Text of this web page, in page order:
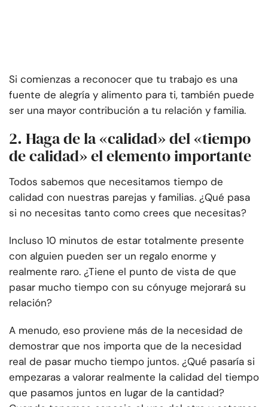
Si comienzas a reconocer que tu trabajo es una
fuente de alegría y alimento para ti, también puede
ser una mayor contribución a tu relación y familia.
2. Haga de la «calidad» del «tiempo
de calidad» el elemento importante
Todos sabemos que necesitamos tiempo de
calidad con nuestras parejas y familias. ¿Qué pasa
si no necesitas tanto como crees que necesitas?
Incluso 10 minutos de estar totalmente presente
con alguien pueden ser un regalo enorme y
realmente raro. ¿Tiene el punto de vista de que
pasar mucho tiempo con su cónyuge mejorará su
relación?
A menudo, eso proviene más de la necesidad de
demostrar que nos importa que de la necesidad
real de pasar mucho tiempo juntos. ¿Qué pasaría si
empezaras a valorar realmente la calidad del tiempo
que pasamos juntos en lugar de la cantidad?